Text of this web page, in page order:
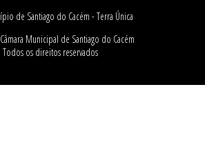
Câmara Municipal de Santiago do Cacém
Todos os direitos reservados